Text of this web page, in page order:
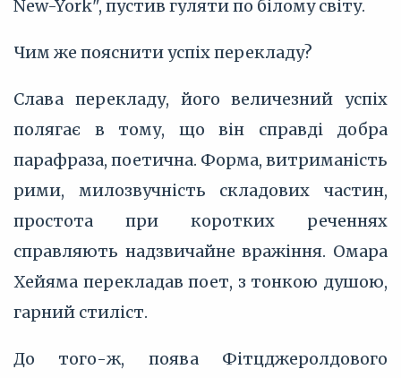
New-York", пустив гуляти по білому світу.
Чим же пояснити успіх перекладу?
Слава перекладу, його величезний успіх
полягає в тому, що він справді добра
парафраза, поетична. Форма, витриманість
рими, милозвучність складових частин,
простота при коротких реченнях
справляють надзвичайне вражіння. Омара
Хейяма перекладав поет, з тонкою душою,
гарний стиліст.
До того-ж, поява Фітцджеролдового